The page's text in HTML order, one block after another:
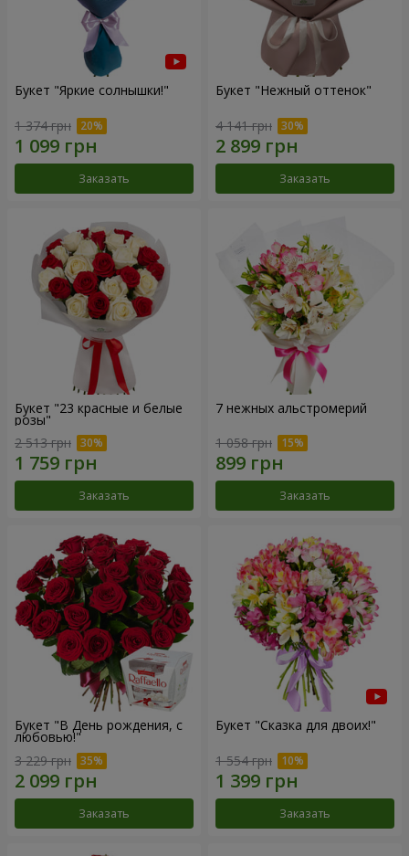
Букет "Яркие солнышки!"
1 374 грн
Заказать
Букет "Нежный оттенок"
4 141 грн
Заказать
Букет "23 красные и белые
розы"
2 513 грн
Заказать
7 нежных альстромерий
1 058 грн
Заказать
Букет "В День рождения, с
любовью!"
3 229 грн
Заказать
Букет "Сказка для двоих!"
1 554 грн
Заказать